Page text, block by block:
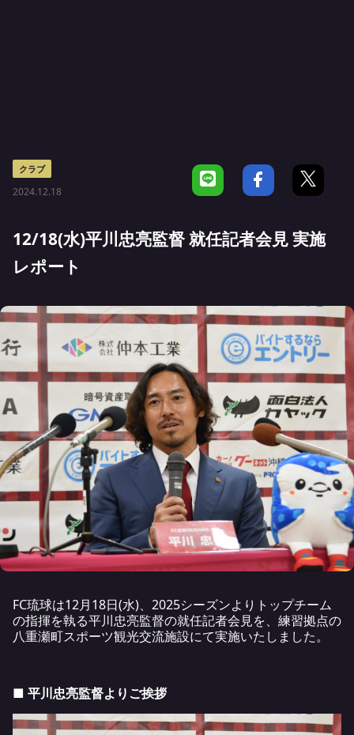
クラブ
2024.12.18
12/18(水)平川忠亮監督 就任記者会見 実施
レポート
FC琉球は12月18日(水)、2025シーズンよりトップチーム
の指揮を執る平川忠亮監督の就任記者会見を、練習拠点の
八重瀬町スポーツ観光交流施設にて実施いたしました。
■ 平川忠亮監督よりご挨拶